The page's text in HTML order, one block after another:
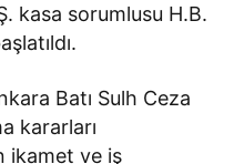
kasa sorumlusu H.B.
Batı Sulh Ceza
kararları
ikamet ve iş